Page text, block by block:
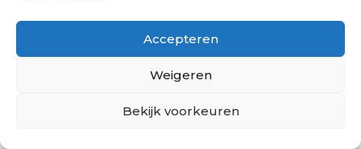
Accepteren
Weigeren
Bekijk voorkeuren